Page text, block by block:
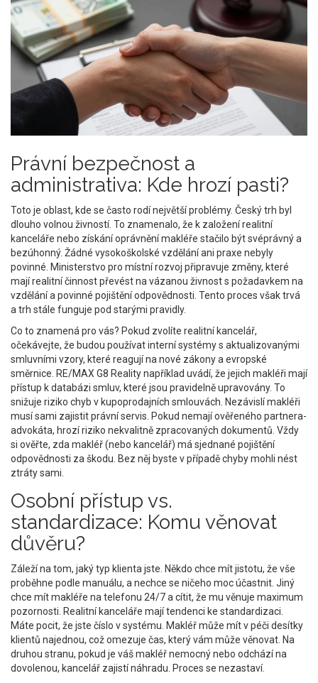
Právní bezpečnost a
administrativa: Kde hrozí pasti?
Toto je oblast, kde se často rodí největší problémy. Český trh byl
dlouho volnou živností. To znamenalo, že k založení realitní
kanceláře nebo získání oprávnění makléře stačilo být svéprávný a
bezúhonný. Žádné vysokoškolské vzdělání ani praxe nebyly
povinné. Ministerstvo pro místní rozvoj připravuje změny, které
mají realitní činnost převést na vázanou živnost s požadavkem na
vzdělání a povinné pojištění odpovědnosti. Tento proces však trvá
a trh stále funguje pod starými pravidly.
Co to znamená pro vás? Pokud zvolíte realitní kancelář,
očekávejte, že budou používat interní systémy s aktualizovanými
smluvními vzory, které reagují na nové zákony a evropské
směrnice. RE/MAX G8 Reality například uvádí, že jejich makléři mají
přístup k databázi smluv, které jsou pravidelně upravovány. To
snižuje riziko chyb v kupoprodajních smlouvách. Nezávislí makléři
musí sami zajistit právní servis. Pokud nemají ověřeného partnera-
advokáta, hrozí riziko nekvalitně zpracovaných dokumentů. Vždy
si ověřte, zda makléř (nebo kancelář) má sjednané pojištění
odpovědnosti za škodu. Bez něj byste v případě chyby mohli nést
ztráty sami.
Osobní přístup vs.
standardizace: Komu věnovat
důvěru?
Záleží na tom, jaký typ klienta jste. Někdo chce mít jistotu, že vše
proběhne podle manuálu, a nechce se ničeho moc účastnit. Jiný
chce mít makléře na telefonu 24/7 a cítit, že mu věnuje maximum
pozornosti. Realitní kanceláře mají tendenci ke standardizaci.
Máte pocit, že jste číslo v systému. Makléř může mít v péči desítky
klientů najednou, což omezuje čas, který vám může věnovat. Na
druhou stranu, pokud je váš makléř nemocný nebo odchází na
dovolenou, kancelář zajistí náhradu. Proces se nezastaví.